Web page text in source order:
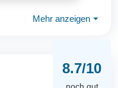
Mehr anzeigen ⏷
8.7/10